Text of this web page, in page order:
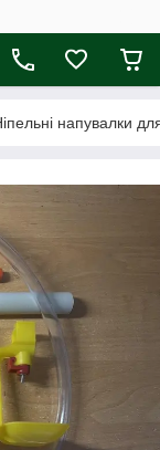
напувалки